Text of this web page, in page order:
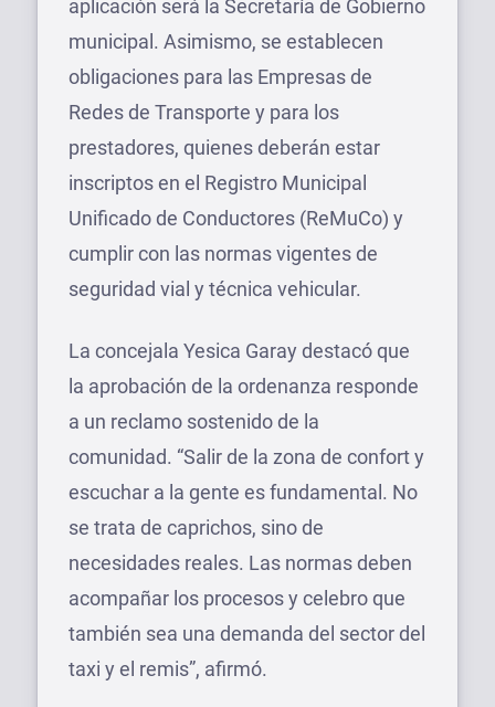
aplicación será la Secretaría de Gobierno
municipal. Asimismo, se establecen
obligaciones para las Empresas de
Redes de Transporte y para los
prestadores, quienes deberán estar
inscriptos en el Registro Municipal
Unificado de Conductores (ReMuCo) y
cumplir con las normas vigentes de
seguridad vial y técnica vehicular.
La concejala Yesica Garay destacó que
la aprobación de la ordenanza responde
a un reclamo sostenido de la
comunidad. “Salir de la zona de confort y
escuchar a la gente es fundamental. No
se trata de caprichos, sino de
necesidades reales. Las normas deben
acompañar los procesos y celebro que
también sea una demanda del sector del
taxi y el remis”, afirmó.